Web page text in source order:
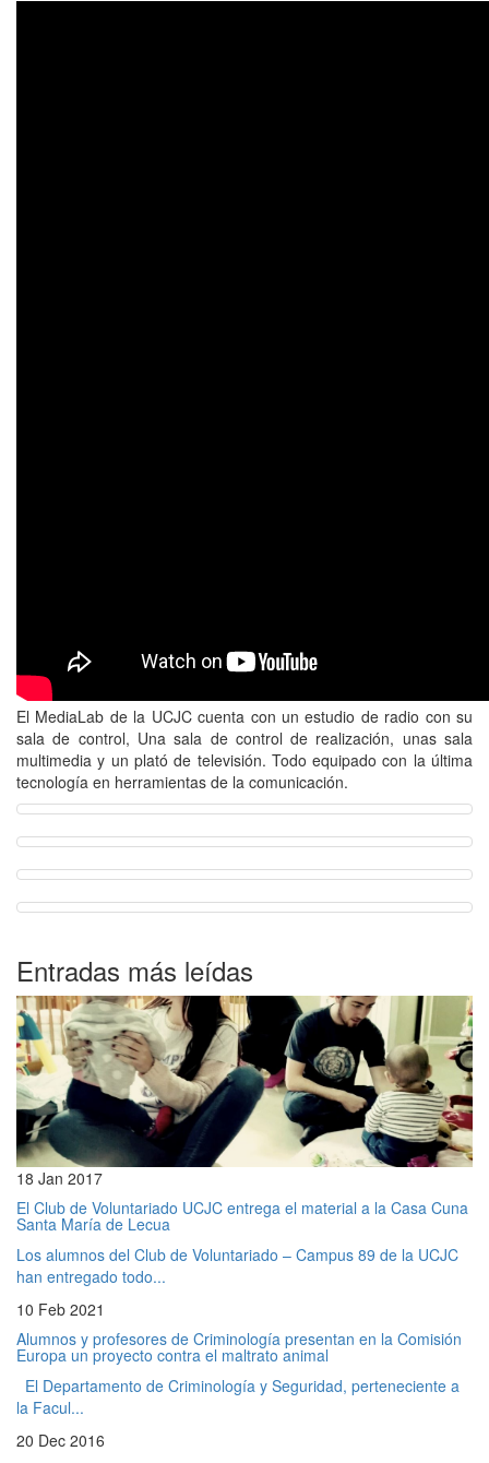
El MediaLab de la UCJC cuenta con un estudio de radio con su
sala de control, Una sala de control de realización, unas sala
multimedia y un plató de televisión. Todo equipado con la última
tecnología en herramientas de la comunicación.
Entradas más leídas
18 Jan 2017
El Club de Voluntariado UCJC entrega el material a la Casa Cuna
Santa María de Lecua
Los alumnos del Club de Voluntariado – Campus 89 de la UCJC
han entregado todo...
10 Feb 2021
Alumnos y profesores de Criminología presentan en la Comisión
Europa un proyecto contra el maltrato animal
El Departamento de Criminología y Seguridad, perteneciente a
la Facul...
20 Dec 2016